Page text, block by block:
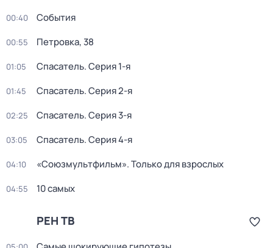
00:40 События
00:55 Петровка, 38
01:05 Спасатель. Серия 1-я
01:45 Спасатель. Серия 2-я
02:25 Спасатель. Серия 3-я
03:05 Спасатель. Серия 4-я
04:10 «Союзмультфильм». Только для взрослых
04:55 10 самых
РЕН ТВ